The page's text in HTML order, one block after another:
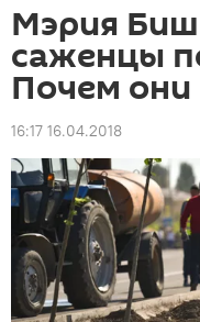
Мэрия
саженцы
Почем
16:17 16.04.2018